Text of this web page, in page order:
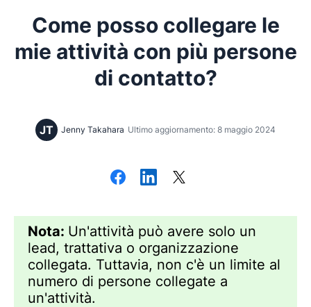
Come posso collegare le
mie attività con più persone
di contatto?
JT Jenny Takahara Ultimo aggiornamento: 8 maggio 2024
Nota: Un'attività può avere solo un
lead, trattativa o organizzazione
collegata. Tuttavia, non c'è un limite al
numero di persone collegate a
un'attività.